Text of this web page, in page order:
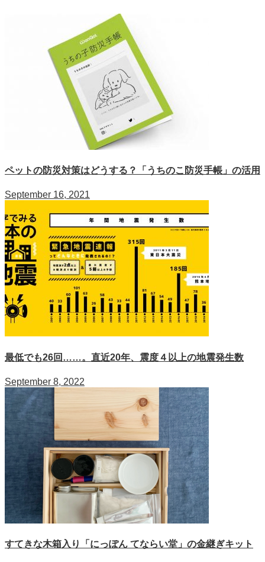
ペットの防災対策はどうする？「うちのこ防災手帳」の活用
September 16, 2021
最低でも26回……。直近20年、震度４以上の地震発生数
September 8, 2022
すてきな木箱入り「にっぽん てならい堂」の金継ぎキット